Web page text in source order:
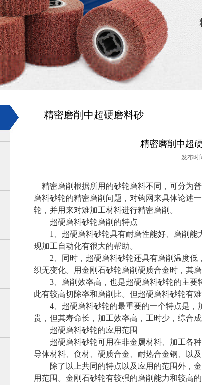
精密磨削中超硬磨料砂
精密磨削中超
发布时
精密磨削根据所用的砂轮磨料不同，可分为
磨料砂轮的精密磨削问题，对钩网来具体论述
轮，并用来对难加工材料进行精密磨削。
超硬磨料砂轮磨削的特点
1、超硬磨料砂轮具有耐磨性能好、磨削能
现加工自动化有很大的帮助。
2、同时，超硬磨料砂轮还具有磨削温度低
织无变化。用金刚石砂轮磨削硬质合金时，其
3、磨削效率高，也是超硬磨料砂轮的主要
此有较高切除率和磨削比。但超硬磨料砂轮有难
4、超硬磨料砂轮的最重要的一个特点是，
贵，但其寿命长，加工效率高，工时少，综合成
超硬磨料砂轮的应用范围
超硬磨料砂轮可用在非金属材料、加工各种
导体材料、食材、硬质合金、耐热合金钢、以
除了以上共同的特点以及应用的范围外，金
用范围。金刚石砂轮有较强的磨削能力和较高